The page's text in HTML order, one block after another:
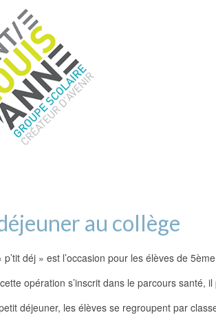
au collège
p’tit déj » est l’occasion pour les élèves de
cette opération s’inscrit dans le parcours
déjeuner, les élèves se regroupent par